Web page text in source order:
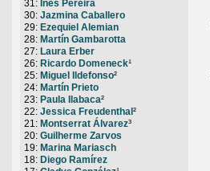
31: Inés Pereira
30: Jazmina Caballero
29: Ezequiel Alemian
28: Martín Gambarotta
27: Laura Erber
26: Ricardo Domeneck¹
25: Miguel Ildefonso²
24: Martín Prieto
23: Paula Ilabaca²
22: Jessica Freudenthal ²
21: Montserrat Álvarez³
20: Guilherme Zarvos
19: Marina Mariasch
18: Diego Ramírez